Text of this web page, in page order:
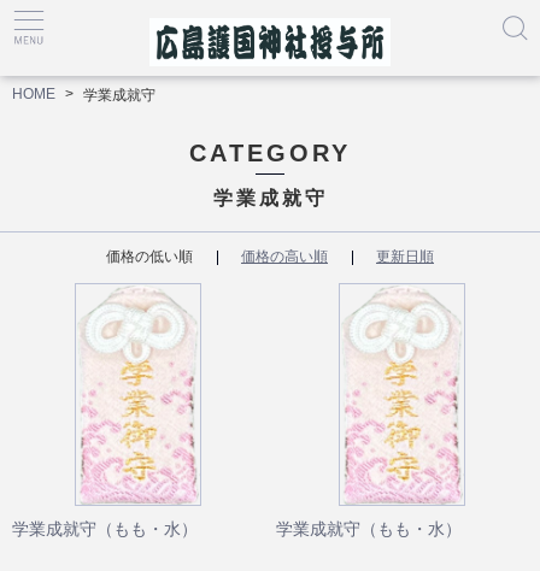
HOME 学業成就守
CATEGORY
学業成就守
価格の低い順 価格の高い順 更新日順
学業成就守（もも・水） 学業成就守（もも・水）